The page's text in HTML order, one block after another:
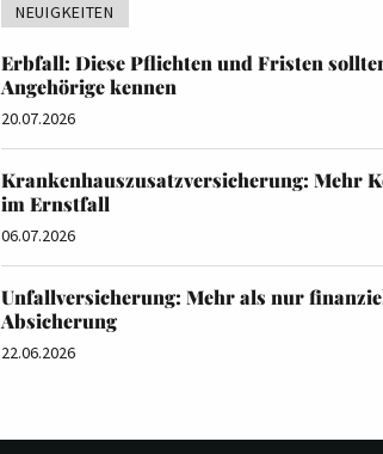
NEUIGKEITEN
Erbfall: Diese Pflichten und Fristen
Angehörige kennen
20.07.2026
Krankenhauszusatzversicherung: Mehr
im Ernstfall
06.07.2026
Unfallversicherung: Mehr als nur
Absicherung
22.06.2026